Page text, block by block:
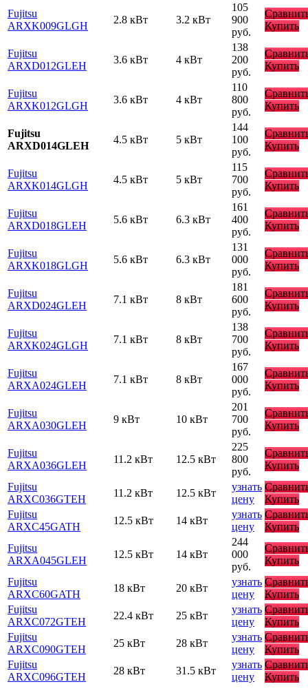
Fujitsu
ARXK009GLGH
2.8 кВт 3.2 кВт
105
900
руб.
Купить
Fujitsu
ARXD012GLEH
3.6 кВт 4 кВт
138
200
руб.
Купить
Fujitsu
ARXK012GLGH
3.6 кВт 4 кВт
110
800
руб.
Купить
Fujitsu
ARXD014GLEH
4.5 кВт 5 кВт
144
100
руб.
Купить
Fujitsu
ARXK014GLGH
4.5 кВт 5 кВт
115
700
руб.
Купить
Fujitsu
ARXD018GLEH
5.6 кВт 6.3 кВт
161
400
руб.
Купить
Fujitsu
ARXK018GLGH
5.6 кВт 6.3 кВт
131
000
руб.
Купить
Fujitsu
ARXD024GLEH
7.1 кВт 8 кВт
181
600
руб.
Купить
Fujitsu
ARXK024GLGH
7.1 кВт 8 кВт
138
700
руб.
Купить
Fujitsu
ARXA024GLEH
7.1 кВт 8 кВт
167
000
руб.
Купить
Fujitsu
ARXA030GLEH
9 кВт 10 кВт
201
700
руб.
Купить
Fujitsu
ARXA036GLEH
11.2 кВт 12.5 кВт
225
800
руб.
Купить
Fujitsu
ARXC036GTEH
11.2 кВт 12.5 кВт
узнать
цену
Купить
Fujitsu
ARXC45GATH
12.5 кВт 14 кВт
узнать
цену
Купить
Fujitsu
ARXA045GLEH
12.5 кВт 14 кВт
244
000
руб.
Купить
Fujitsu
ARXC60GATH
18 кВт 20 кВт
узнать
цену
Купить
Fujitsu
ARXC072GTEH
22.4 кВт 25 кВт
узнать
цену
Купить
Fujitsu
ARXC090GTEH
25 кВт 28 кВт
узнать
цену
Купить
Fujitsu
ARXC096GTEH
28 кВт 31.5 кВт
узнать
цену
Купить